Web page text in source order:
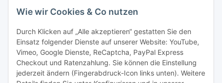
Wie wir Cookies & Co nutzen
Durch Klicken auf „Alle akzeptieren“ gestatten Sie den
Einsatz folgender Dienste auf unserer Website: YouTube,
Vimeo, Google Dienste, ReCaptcha, PayPal Express
Checkout und Ratenzahlung. Sie können die Einstellung
jederzeit ändern (Fingerabdruck-Icon links unten). Weitere
Unsere Seiten
Social Media